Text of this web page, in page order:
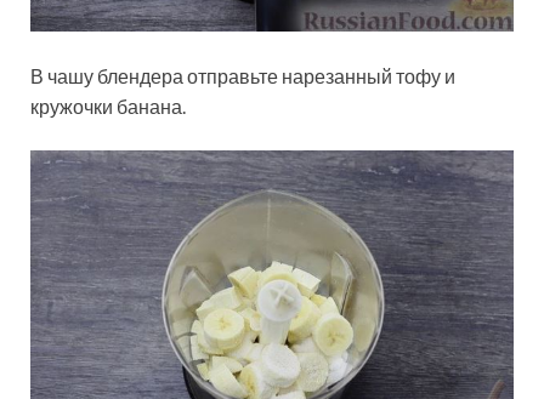
В чашу блендера отправьте нарезанный тофу и
кружочки банана.